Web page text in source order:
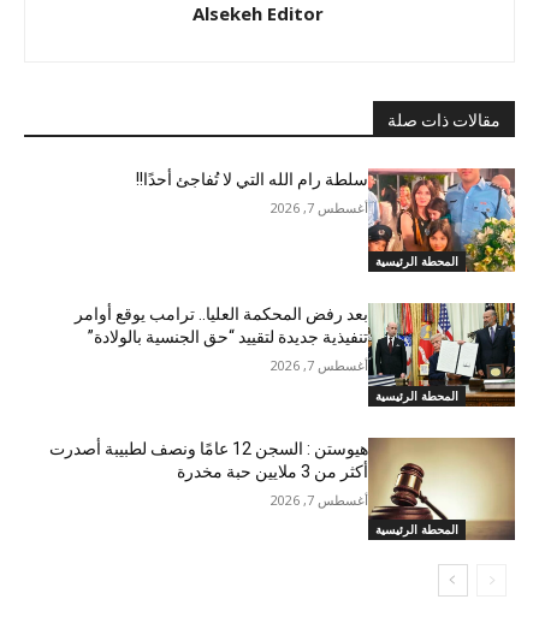
Alsekeh Editor
مقالات ذات صلة
المحطة الرئيسية
سلطة رام الله التي لا تُفاجئ أحدًا!!
أغسطس 7, 2026
المحطة الرئيسية
بعد رفض المحكمة العليا.. ترامب يوقع أوامر
تنفيذية جديدة لتقييد “حق الجنسية بالولادة”
أغسطس 7, 2026
المحطة الرئيسية
هيوستن : السجن 12 عامًا ونصف لطبيبة أصدرت
أكثر من 3 ملايين حبة مخدرة
أغسطس 7, 2026